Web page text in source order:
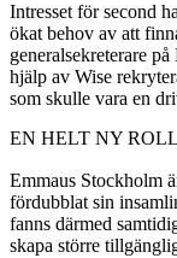
Intresset för second
ökat behov av att
generalsekreterare
hjälp av Wise
som skulle vara en
EN HELT NY
Emmaus Stockholm
fördubblat sin
fanns därmed
skapa större